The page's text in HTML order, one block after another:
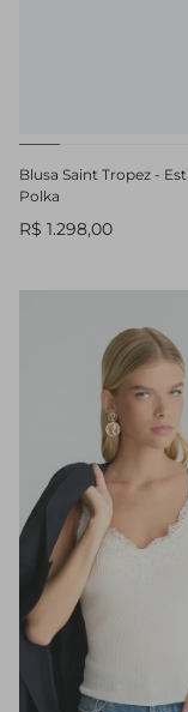
Blusa Saint Tropez -
Polka
R$ 1.298,00